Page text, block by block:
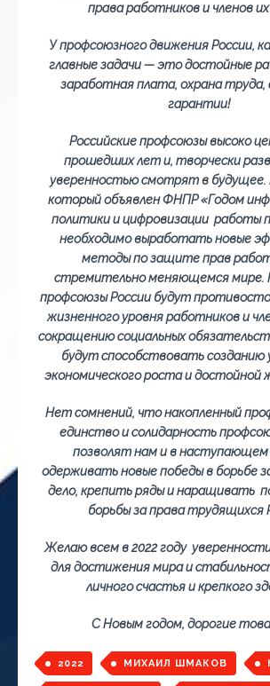
права работников и членов
У профсоюзного движения России,
главные задачи — это достойные
заработная плата, охрана труда,
гарантии!
Российские профсоюзы высоко
прошедших лет и, творчески
уверенностью смотрят в будущее.
который объявлен ФНПР «Годом
политики и цифровизации работы
необходимо выработать новые
методы по защите прав
стремительно меняющемся мире.
профсоюзы России будут
жизненного уровня работников и
сокращению социальных
будут способствовать созданию
экономического роста и достойной
Нет сомнений, что накопленный
единство и солидарность
позволят нам и в наступающем
одерживать новые победы в борьбе
дело, крепить ряды и наращивать
борьбы за права трудящихся
Желаю всем в 2022 году уверенности
для достижения мира и
личного счастья и крепкого
С Новым годом, дорогие
2022 МИХАИЛ ШМАКОВ